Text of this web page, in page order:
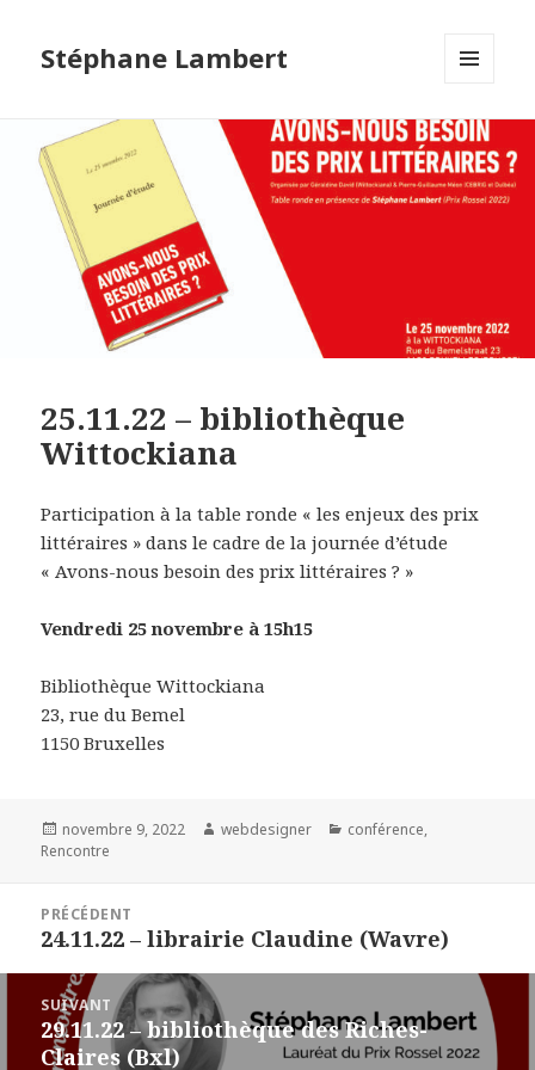
Stéphane Lambert
WIDGETS
25.11.22 – bibliothèque
Wittockiana
Participation à la table ronde « les enjeux des prix
littéraires » dans le cadre de la journée d’étude
« Avons-nous besoin des prix littéraires ? »
Vendredi 25 novembre à 15h15
Bibliothèque Wittockiana
23, rue du Bemel
1150 Bruxelles
Publié
le
novembre 9, 2022 Auteur
webdesigner Catégories
conférence,
Rencontre
PRÉCÉDENT
Article
précédent :
24.11.22 – librairie Claudine (Wavre)
SUIVANT
Article
suivant :
29.11.22 – bibliothèque des Riches-
Claires (Bxl)